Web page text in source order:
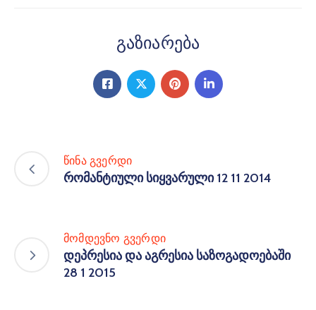
Გაზიარება
წინა გვერდი
რომანტიული სიყვარული 12 11 2014
მომდევნო გვერდი
დეპრესია და აგრესია საზოგადოებაში
28 1 2015